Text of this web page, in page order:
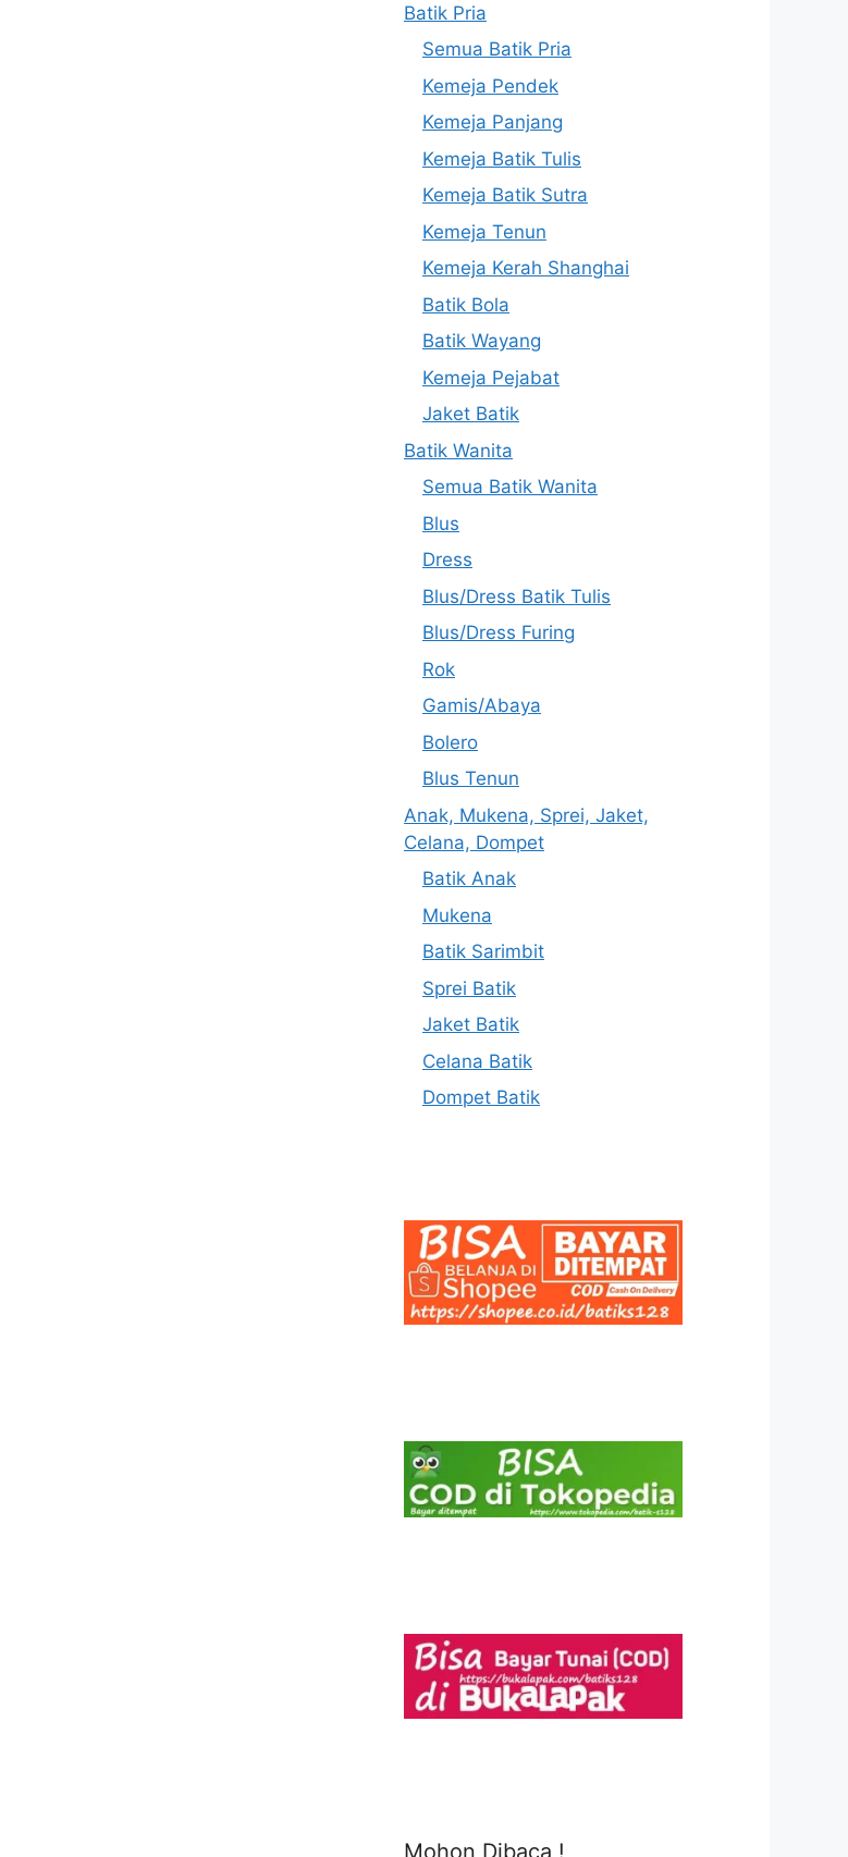
Batik Pria
Semua Batik Pria
Kemeja Pendek
Kemeja Panjang
Kemeja Batik Tulis
Kemeja Batik Sutra
Kemeja Tenun
Kemeja Kerah Shanghai
Batik Bola
Batik Wayang
Kemeja Pejabat
Jaket Batik
Batik Wanita
Semua Batik Wanita
Blus
Dress
Blus/Dress Batik Tulis
Blus/Dress Furing
Rok
Gamis/Abaya
Bolero
Blus Tenun
Anak, Mukena, Sprei, Jaket,
Celana, Dompet
Batik Anak
Mukena
Batik Sarimbit
Sprei Batik
Jaket Batik
Celana Batik
Dompet Batik
Mohon Dibaca !